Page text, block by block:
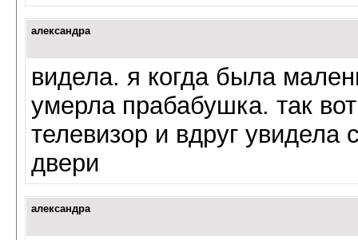
александра
видела. я когда была
умерла прабабушка. так
телевизор и вдруг увидела
двери
александра